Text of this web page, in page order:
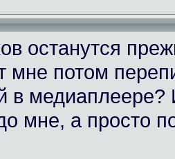
останутся
мне потом
в медиаплеере?
мне, а просто